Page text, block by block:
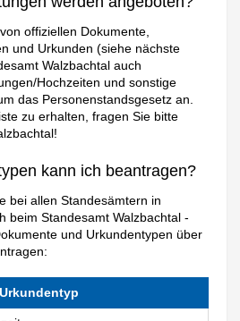
offiziellen Dokumente,
und Urkunden (siehe nächste
Walzbachtal auch
Hochzeiten und sonstige
das Personenstandsgesetz an.
zu erhalten, fragen Sie bitte
kann ich beantragen?
bei allen Standesämtern in
beim Standesamt Walzbachtal -
und Urkundentypen über
Urkundentyp